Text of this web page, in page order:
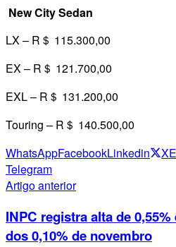
New City Sedan
LX – R＄ 115.300,00
EX – R＄ 121.700,00
EXL – R＄ 131.200,00
Touring – R＄ 140.500,00
WhatsAppFacebookLinkedin X
Telegram
Artigo anterior
INPC registra alta de
dos 0,10% de novembro